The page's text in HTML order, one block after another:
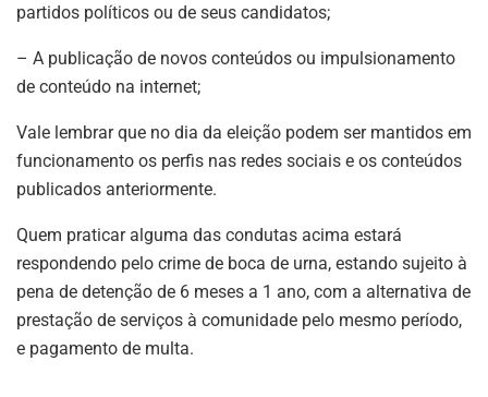
partidos políticos ou de seus candidatos;
– A publicação de novos conteúdos ou impulsionamento
de conteúdo na internet;
Vale lembrar que no dia da eleição podem ser mantidos em
funcionamento os perfis nas redes sociais e os conteúdos
publicados anteriormente.
Quem praticar alguma das condutas acima estará
respondendo pelo crime de boca de urna, estando sujeito à
pena de detenção de 6 meses a 1 ano, com a alternativa de
prestação de serviços à comunidade pelo mesmo período,
e pagamento de multa.